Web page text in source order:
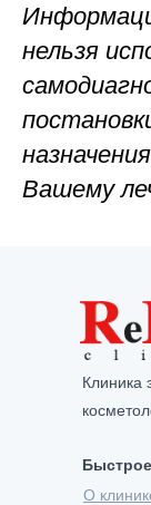
нельзя
Вашему
Клиника
О